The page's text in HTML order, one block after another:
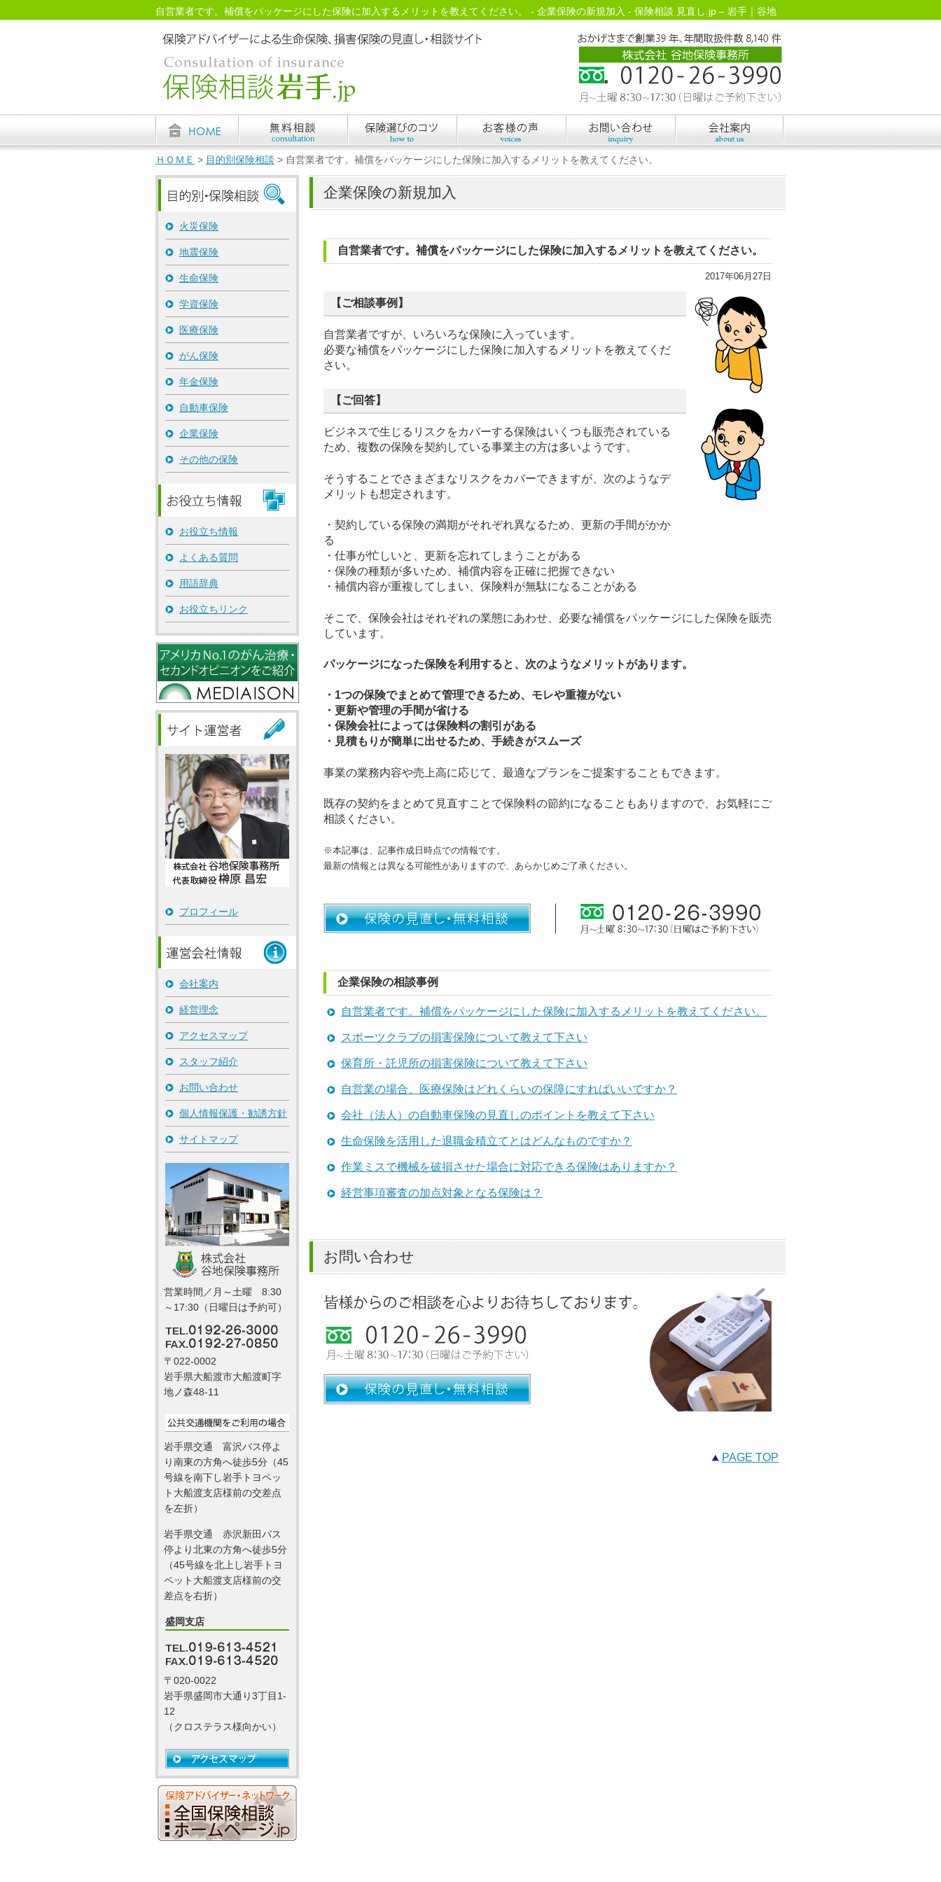
自営業者です。補償をパッケージにした保険に加入するメリットを教えてください。 - 企業保険の新規加入 - 保険相談 見直し.jp – 岩手｜谷地
ＨＯＭＥ > 目的別保険相談 > 自営業者です。補償をパッケージにした保険に加入するメリットを教えてください。
企業保険の新規加入
自営業者です。補償をパッケージにした保険に加入するメリットを教えてください。
2017年06月27日
【ご相談事例】
自営業者ですが、いろいろな保険に入っています。
必要な補償をパッケージにした保険に加入するメリットを教えてくだ
さい。
【ご回答】
ビジネスで生じるリスクをカバーする保険はいくつも販売されている
ため、複数の保険を契約している事業主の方は多いようです。
そうすることでさまざまなリスクをカバーできますが、次のようなデ
メリットも想定されます。
・契約している保険の満期がそれぞれ異なるため、更新の手間がかか
る
・仕事が忙しいと、更新を忘れてしまうことがある
・保険の種類が多いため、補償内容を正確に把握できない
・補償内容が重複してしまい、保険料が無駄になることがある
そこで、保険会社はそれぞれの業態にあわせ、必要な補償をパッケージにした保険を販売
しています。
パッケージになった保険を利用すると、次のようなメリットがあります。
・1つの保険でまとめて管理できるため、モレや重複がない
・更新や管理の手間が省ける
・保険会社によっては保険料の割引がある
・見積もりが簡単に出せるため、手続きがスムーズ
事業の業務内容や売上高に応じて、最適なプランをご提案することもできます。
既存の契約をまとめて見直すことで保険料の節約になることもありますので、お気軽にご
相談ください。
※本記事は、記事作成日時点での情報です。
最新の情報とは異なる可能性がありますので、あらかじめご了承ください。
企業保険の相談事例
自営業者です。補償をパッケージにした保険に加入するメリットを教えてください。
スポーツクラブの損害保険について教えて下さい
保育所・託児所の損害保険について教えて下さい
自営業の場合、医療保険はどれくらいの保障にすればいいですか？
会社（法人）の自動車保険の見直しのポイントを教えて下さい
生命保険を活用した退職金積立てとはどんなものですか？
作業ミスで機械を破損させた場合に対応できる保険はありますか？
経営事項審査の加点対象となる保険は？
お問い合わせ
PAGE TOP
火災保険
地震保険
生命保険
学資保険
医療保険
がん保険
年金保険
自動車保険
企業保険
その他の保険
お役立ち情報
よくある質問
用語辞典
お役立ちリンク
プロフィール
会社案内
経営理念
アクセスマップ
スタッフ紹介
お問い合わせ
個人情報保護・勧誘方針
サイトマップ
営業時間／月～土曜 8:30
～17:30（日曜日は予約可）
〒022-0002
岩手県大船渡市大船渡町字
地ノ森48-11
岩手県交通 富沢バス停よ
り南東の方角へ徒歩5分（45
号線を南下し岩手トヨペッ
ト大船渡支店様前の交差点
を左折）
岩手県交通 赤沢新田バス
停より北東の方角へ徒歩5分
（45号線を北上し岩手トヨ
ペット大船渡支店様前の交
差点を右折）
盛岡支店
〒020-0022
岩手県盛岡市大通り3丁目1-
12
（クロステラス様向かい）